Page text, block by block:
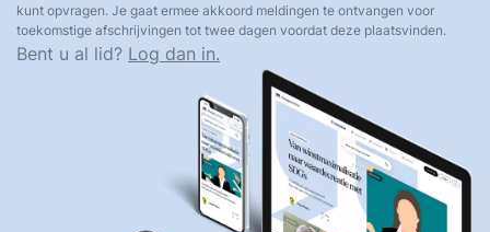
kunt opvragen. Je gaat ermee akkoord meldingen te ontvangen voor
toekomstige afschrijvingen tot twee dagen voordat deze plaatsvinden.
Bent u al lid? Log dan in.